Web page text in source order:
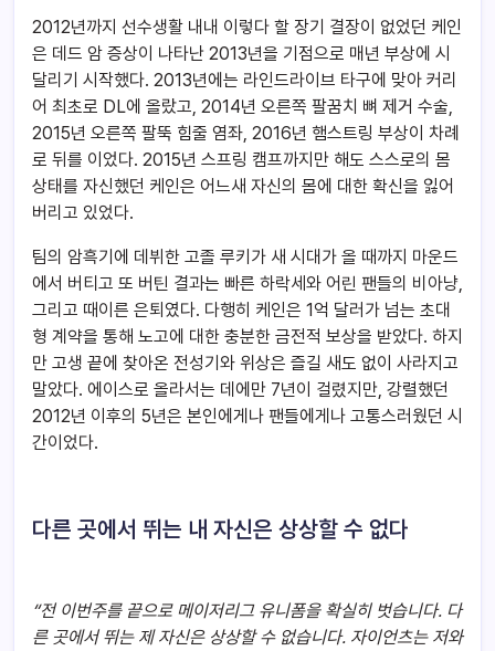
2012년까지 선수생활 내내 이렇다 할 장기 결장이 없었던 케인
은 데드 암 증상이 나타난 2013년을 기점으로 매년 부상에 시
달리기 시작했다. 2013년에는 라인드라이브 타구에 맞아 커리
어 최초로 DL에 올랐고, 2014년 오른쪽 팔꿈치 뼈 제거 수술,
2015년 오른쪽 팔뚝 힘줄 염좌, 2016년 햄스트링 부상이 차례
로 뒤를 이었다. 2015년 스프링 캠프까지만 해도 스스로의 몸
상태를 자신했던 케인은 어느새 자신의 몸에 대한 확신을 잃어
버리고 있었다.
팀의 암흑기에 데뷔한 고졸 루키가 새 시대가 올 때까지 마운드
에서 버티고 또 버틴 결과는 빠른 하락세와 어린 팬들의 비아냥,
그리고 때이른 은퇴였다. 다행히 케인은 1억 달러가 넘는 초대
형 계약을 통해 노고에 대한 충분한 금전적 보상을 받았다. 하지
만 고생 끝에 찾아온 전성기와 위상은 즐길 새도 없이 사라지고
말았다. 에이스로 올라서는 데에만 7년이 걸렸지만, 강렬했던
2012년 이후의 5년은 본인에게나 팬들에게나 고통스러웠던 시
간이었다.
다른 곳에서 뛰는 내 자신은 상상할 수 없다
“전 이번주를 끝으로 메이저리그 유니폼을 확실히 벗습니다. 다
른 곳에서 뛰는 제 자신은 상상할 수 없습니다. 자이언츠는 저와